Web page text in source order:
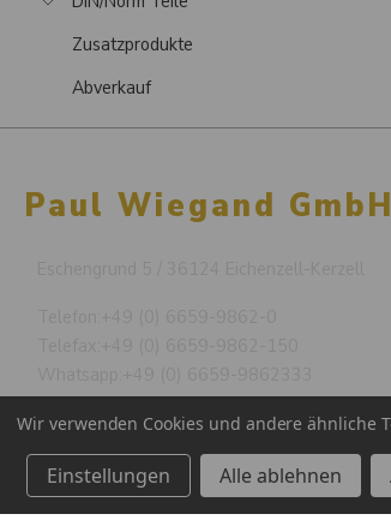
Zusatzprodukte
Abverkauf
Paul Wiegand GmbH
info@paulwiegand.de
Wir verwenden Cookies und andere ähnliche
Einstellungen Alle ablehnen